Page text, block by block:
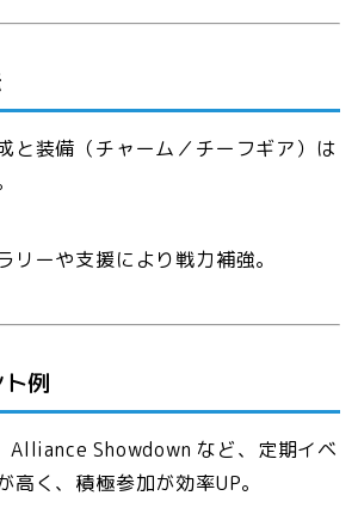
と装備（チャーム／チーフギア）は
リーや支援により戦力補強。
例
Alliance Showdown など、定期イベ
高く、積極参加が効率UP。